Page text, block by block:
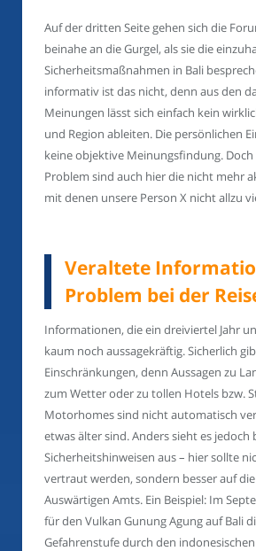
Auf der dritten Seite gehen sich die
beinahe an die Gurgel, als sie die
Sicherheitsmaßnahmen in Bali
informativ ist das nicht, denn aus den
Meinungen lässt sich einfach kein
und Region ableiten. Die persönlichen
keine objektive Meinungsfindung.
Problem sind auch hier die nicht mehr
mit denen unsere Person X nicht allzu
Veraltete
Problem bei der
Informationen, die ein dreiviertel Jahr
kaum noch aussagekräftig. Sicherlich
Einschränkungen, denn Aussagen zu
zum Wetter oder zu tollen Hotels bzw.
Motorhomes sind nicht automatisch
etwas älter sind. Anders sieht es jedoch
Sicherheitshinweisen aus – hier sollte
vertraut werden, sondern besser auf
Auswärtigen Amts. Ein Beispiel: Im
für den Vulkan Gunung Agung auf Bali
Gefahrenstufe durch den indonesischen